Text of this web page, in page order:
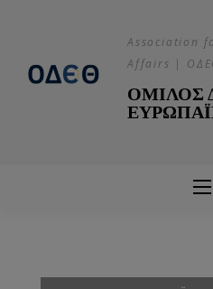
Association
Affairs |
ΟΜΙΛΟΣ